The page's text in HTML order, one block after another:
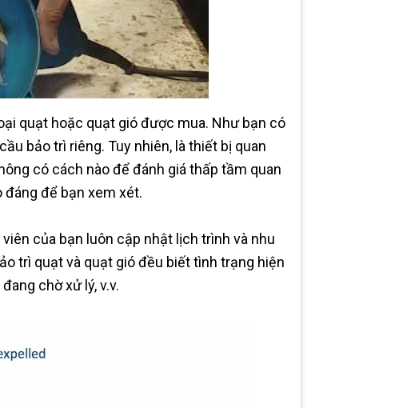
quạt hoặc quạt gió được mua. Như bạn có
bảo trì riêng. Tuy nhiên, là thiết bị quan
có cách nào để đánh giá thấp tầm quan
để bạn xem xét.
của bạn luôn cập nhật lịch trình và nhu
trì quạt và quạt gió đều biết tình trạng hiện
chờ xử lý, v.v.